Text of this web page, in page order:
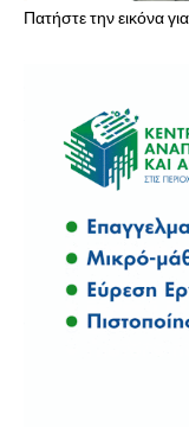
Πατήστε την εικόνα